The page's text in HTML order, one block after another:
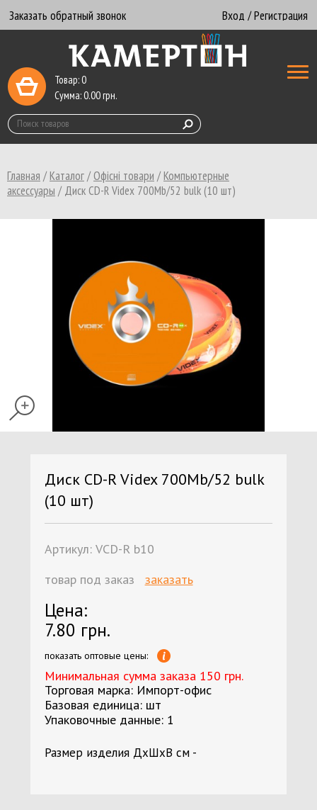
Заказать обратный звонок Вход / Регистрация
Товар:0
Сумма:0.00грн.
Главная /Каталог/Офісні товари /Компьютерные
аксессуары /Диск CD-R Videx 700Mb/52 bulk (10 шт)
Диск CD-R Videx 700Mb/52 bulk
(10 шт)
Артикул:VCD-R b10
товар под заказ
заказать
Торговая марка: Импорт-офис
Базовая единица: шт
Упаковочные данные: 1
Размер изделия ДхШхВ см -
Цена:
7.80 грн.
показать оптовые цены:
Минимальная сумма заказа 150 грн.